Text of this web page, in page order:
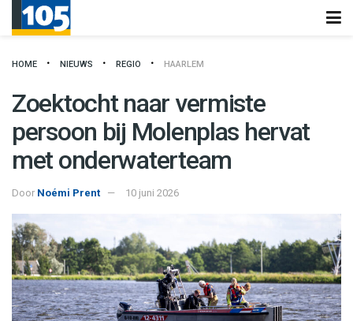
HOME NIEUWS REGIO HAARLEM
Zoektocht naar vermiste
persoon bij Molenplas hervat
met onderwaterteam
Door Noémi Prent 10 juni 2026